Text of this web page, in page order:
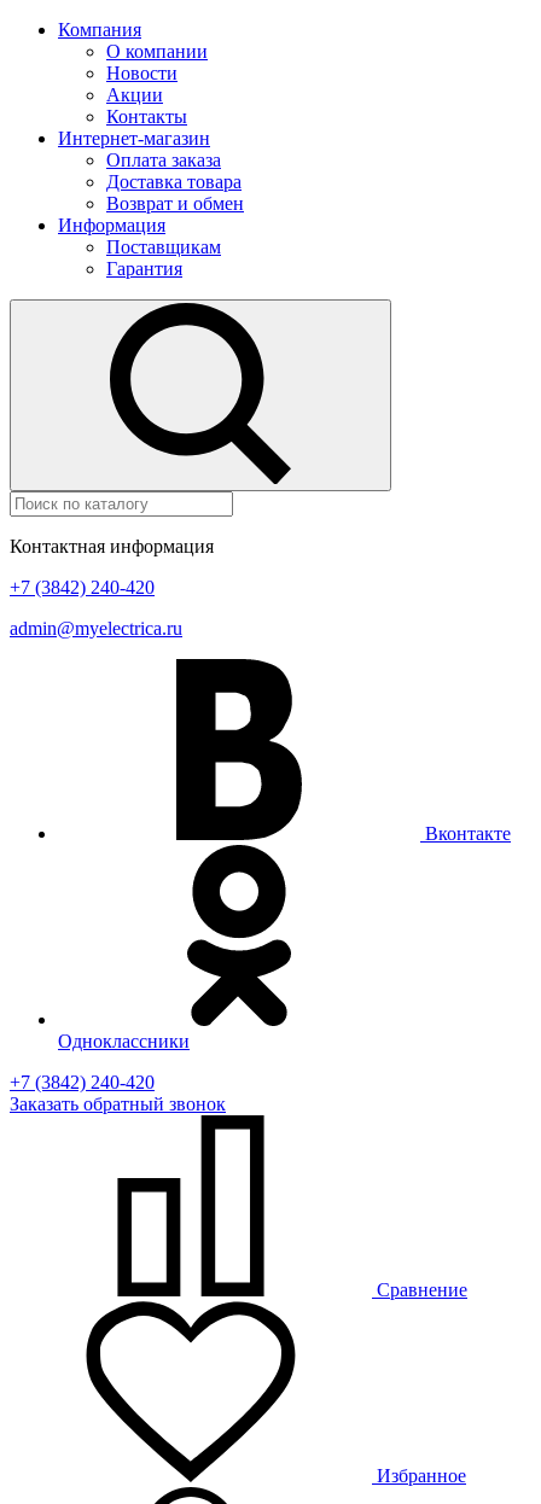
Компания
О компании
Новости
Акции
Контакты
Интернет-магазин
Оплата заказа
Доставка товара
Возврат и обмен
Информация
Поставщикам
Гарантия
Контактная информация
+7 (3842) 240-420
admin@myelectrica.ru
Вконтакте
Одноклассники
+7 (3842) 240-420
Заказать обратный звонок
Сравнение
Избранное